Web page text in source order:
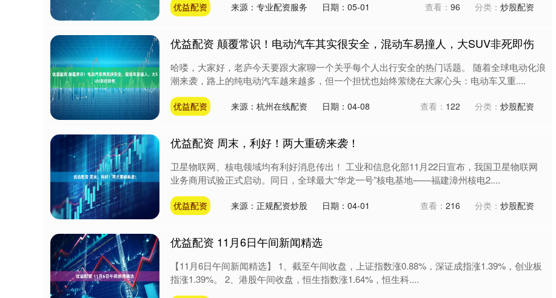
优益配资 来源：专业配资服务 日期：05-01 查看： 96 分类： 炒股配资
优益配资 颠覆常识！电动汽车其实很安全，混动车易撞人，大SUV非死即伤
哈喽，大家好，老庐今天要跟大家聊一个关乎每个人出行安全的热门话题。 随着全球电动化浪
潮来袭，路上的纯电动汽车越来越多，但一个担忧也始终萦绕在大家心头：电动车又重....
优益配资 来源：杭州在线配资 日期：04-08 查看： 122 分类： 炒股配资
优益配资 周末，利好！两大重磅来袭！
卫星物联网、核电领域均有利好消息传出！ 工业和信息化部11月22日宣布，我国卫星物联网
业务商用试验正式启动。同日，全球最大“华龙一号”核电基地——福建漳州核电2....
优益配资 来源：正规配资炒股 日期：04-01 查看： 216 分类： 炒股配资
优益配资 11月6日午间新闻精选
【11月6日午间新闻精选】 1、截至午间收盘，上证指数涨0.88%，深证成指涨1.39%，创业板
指涨1.39%。 2、港股午间收盘，恒生指数涨1.64%，恒生科....